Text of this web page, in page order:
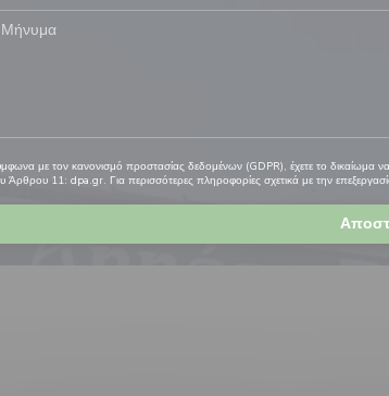
με τον κανονισμό προστασίας δεδομένων (GDPR), έχετε το δικαίωμα να
Άρθρου 11: dpa.gr. Για περισσότερες πληροφορίες σχετικά με την